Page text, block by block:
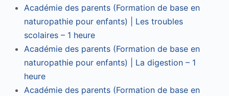
Académie des parents (Formation de base en
naturopathie pour enfants) | Les troubles
scolaires – 1 heure
Académie des parents (Formation de base en
naturopathie pour enfants) | La digestion – 1
heure
Académie des parents (Formation de base en